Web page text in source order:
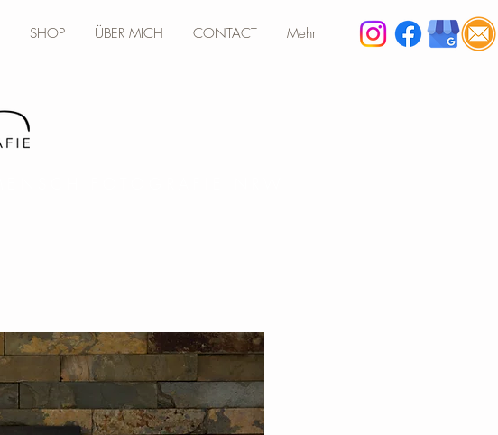
SHOP ÜBER MICH CONTACT Mehr